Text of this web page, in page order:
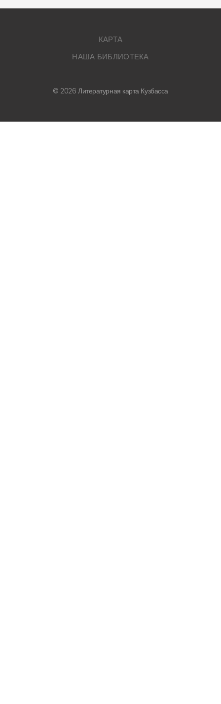
КАРТА
НАША БИБЛИОТЕКА
© 2026 Литературная карта Кузбасса